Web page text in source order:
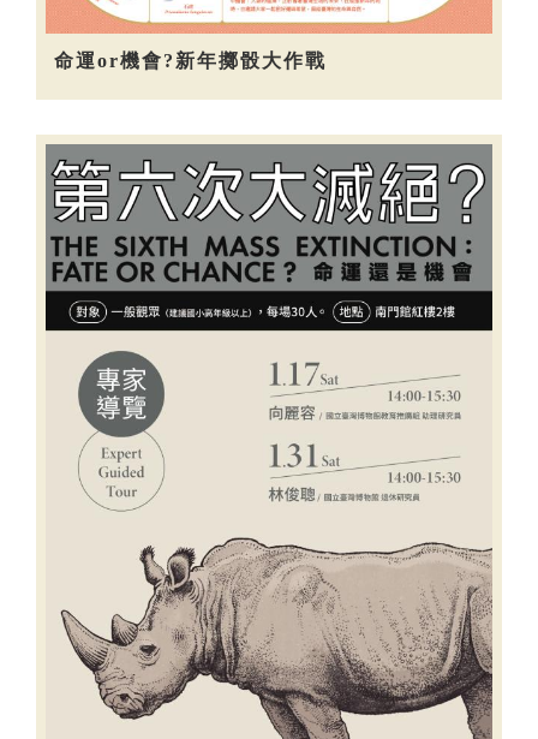
命運or機會?新年擲骰大作戰